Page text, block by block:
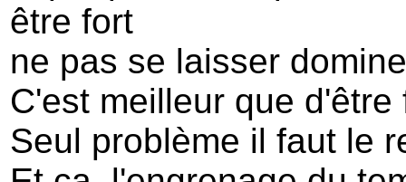
être fort
ne pas se laisser
C'est meilleur que
Seul problème il faut le